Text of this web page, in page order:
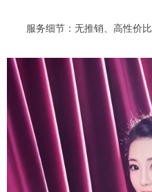
服务细节：无推销、高性价比